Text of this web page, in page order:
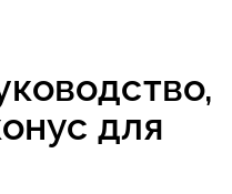
для